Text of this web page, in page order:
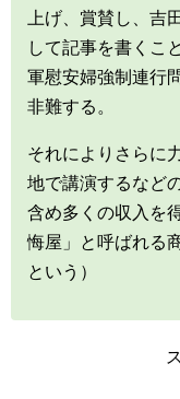
上げ、賞賛し、吉
して記事を書くこ
軍慰安婦強制連行
非難する。
それによりさらに
地で講演するなど
含め多くの収入を
悔屋」と呼ばれる
という）